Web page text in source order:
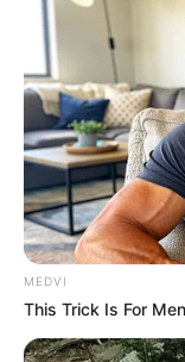
เนื้อหาที่ได้รับการโป
MEDVI
This Trick Is For